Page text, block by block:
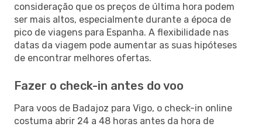
consideração que os preços de última hora podem
ser mais altos, especialmente durante a época de
pico de viagens para Espanha. A flexibilidade nas
datas da viagem pode aumentar as suas hipóteses
de encontrar melhores ofertas.
Fazer o check-in antes do voo
Para voos de Badajoz para Vigo, o check-in online
costuma abrir 24 a 48 horas antes da hora de